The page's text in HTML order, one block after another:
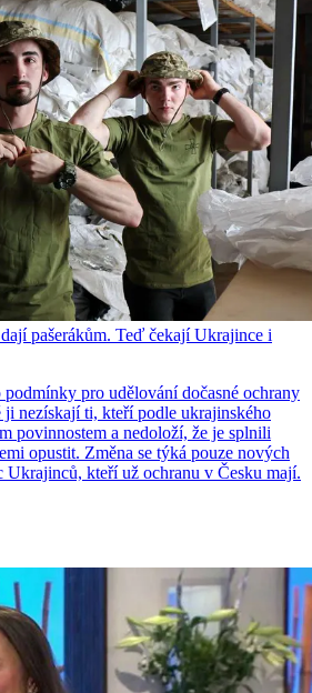
pašerákům. Teď čekají Ukrajince i
pro udělování dočasné ochrany
nezískají ti, kteří podle ukrajinského
povinnostem a nedoloží, že je splnili
opustit. Změna se týká pouze nových
Ukrajinců, kteří už ochranu v Česku mají.